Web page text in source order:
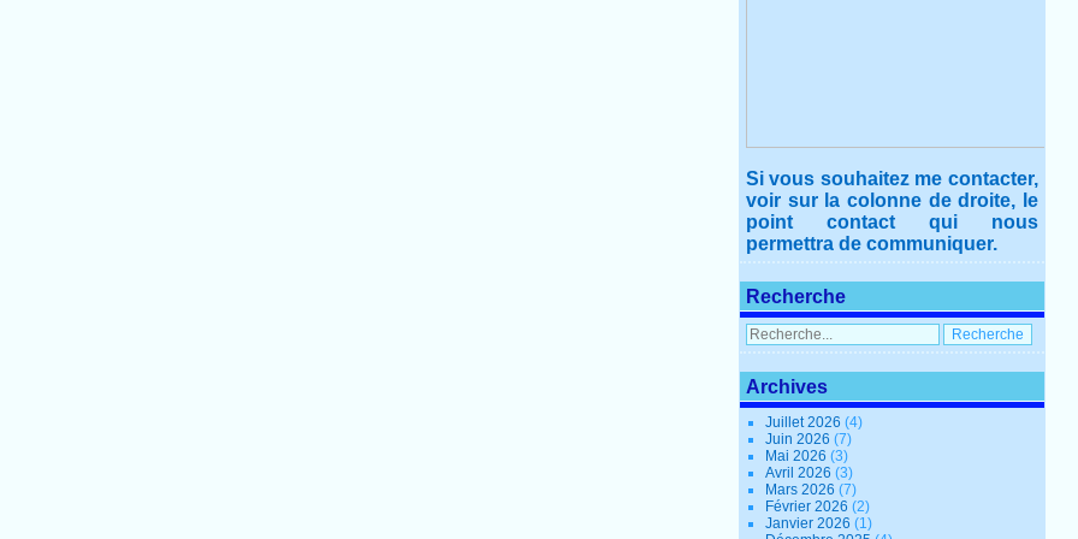
Si vous souhaitez me contacter,
voir sur la colonne de droite, le
point contact qui nous
permettra de communiquer.
Recherche
Archives
Juillet 2026(4)
Juin 2026(7)
Mai 2026(3)
Avril 2026(3)
Mars 2026(7)
Février 2026(2)
Janvier 2026(1)